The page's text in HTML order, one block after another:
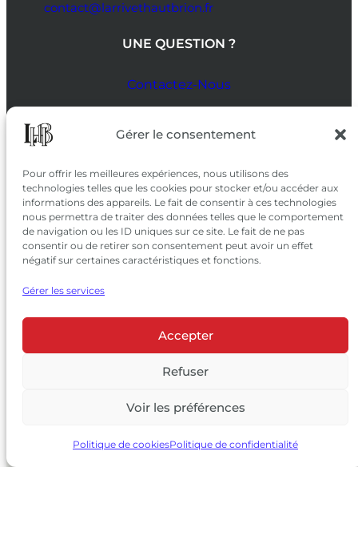
Gérer le consentement
Pour offrir les meilleures expériences, nous utilisons des
technologies telles que les cookies pour stocker et/ou accéder aux
informations des appareils. Le fait de consentir à ces technologies
nous permettra de traiter des données telles que le comportement
de navigation ou les ID uniques sur ce site. Le fait de ne pas
consentir ou de retirer son consentement peut avoir un effet
négatif sur certaines caractéristiques et fonctions.
Gérer les services
Accepter
Refuser
Voir les préférences
Politique de cookiesPolitique de confidentialité
contact@larrivethautbrion.fr
UNE QUESTION ?
Contactez-Nous
SUIVEZ-NOUS
SUR LES RÉSEAUX
© 2026 Château Larrivet Haut-Brion |
Mentions légales|Politique de confidentialité
|CGV
L’ABUS D’ALCOOL EST DANGEREUX POUR LA SANTÉ, À